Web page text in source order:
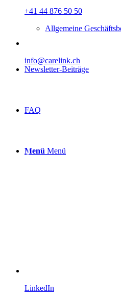
Allgemeine
Newsletter-Beiträge
FAQ
Menü Menü
+41 44 876 50 50
info@carelink.ch
LinkedIn